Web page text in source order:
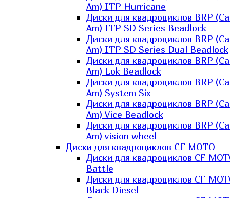
Am) ITP Hurricane
Диски для квадроциклов BRP
Am) ITP SD Series Beadlock
Диски для квадроциклов BRP
Am) ITP SD Series Dual Beadlock
Диски для квадроциклов BRP
Am) Lok Beadlock
Диски для квадроциклов BRP
Am) System Six
Диски для квадроциклов BRP
Am) Vice Beadlock
Диски для квадроциклов BRP
Am) vision wheel
Диски для квадроциклов CF MOTO
Диски для квадроциклов CF
Battle
Диски для квадроциклов CF
Black Diesel